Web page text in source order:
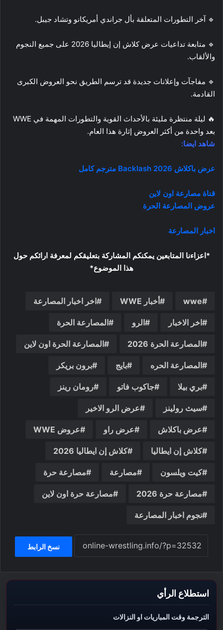
🔹 آخر التطورات المتعلقة بأل جراندي أمريكانو وتشاد جيبل.
🔹 متابعة تداعيات عرض كلاش إن إيطاليا 2026 على جميع النجوم
والألقاب.
🔹 مفاجآت وإعلانات جديدة قد ترسم الطريق نحو العروض الكبرى
القادمة.
🔥 ليلة منتظرة مليئة بالأحداث القوية والتطورات المهمة في WWE
بعد واحدة من أكثر العروض إثارة هذا العام.
شاهد ايضا:
عرض باكلاش 2026 Backlash مترجم كامل
قناة مصارعة اون لاين
عروض المصارعة الحرة
اخبار المصارعة
*اعزاءنا المتابعين يمكنكم المشاركة بتعليقكم لمعرفة ارائكم حول
هذا الموضوع*
wwe أخبار WWE اخر اخبار المصارعة
اخر الاخبار الرو المصارعة الحرة
المصارعة الحرة 2026 المصارعة الحرة اون لاين
المصارعة الحره بايج برون بريكر
بري بيلا جاكوب فاتو رومان رينز
سيث رولينز عرض الرو الاخير
عرض باكلاش عرض راو عروض WWE
كلاش إن ايطاليا كلاش إن ايطاليا 2026
كيت ويلسون مصارعة مصارعة حرة
مصارعة حرة 2026 مصارعة حرة اون لاين
نجوم اخبار المصارعة
نسخ الرابط
استطلاع الرأي
الترجمة وقت المباريات او النزالات